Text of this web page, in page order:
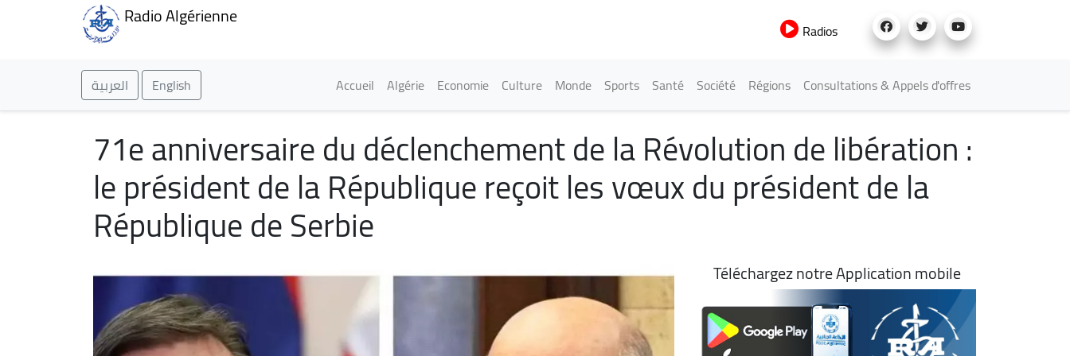
Radio Algérienne
Radios
العربية English Main navigation
Accueil Algérie Economie Culture Monde Sports Santé Société Régions Consultations & Appels d'offres
71e anniversaire du déclenchement de la Révolution de libération :
le président de la République reçoit les vœux du président de la
République de Serbie
Téléchargez notre Application mobile